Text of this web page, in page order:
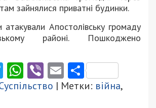
зайнялися приватні будинки.
атакували Апостолівську громаду
районі. Пошкоджено
Twitter
WhatsApp
ViberEmail
| Метки: війна,